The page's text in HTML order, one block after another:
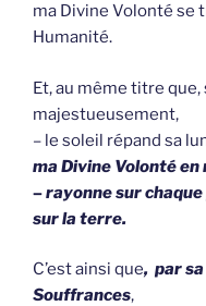
ma Divine Volonté se
Humanité.
Et, au même titre
majestueusement,
– le soleil répand sa
ma Divine Volonté en
–rayonne sur
sur la terre.
C’est ainsi que, par
Souffrances,